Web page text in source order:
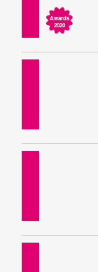
Awards
2020